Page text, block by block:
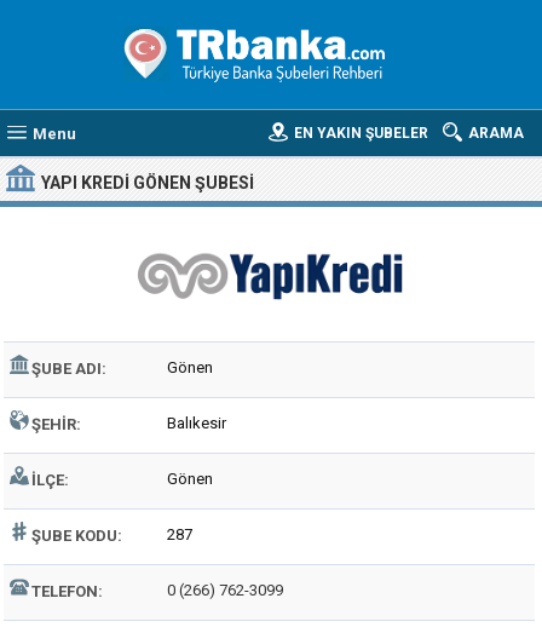
Menu ARAMA
EN YAKIN ŞUBELER
YAPI KREDI GÖNEN ŞUBESI
ŞUBE ADI: Gönen
ŞEHIR: Balıkesir
İLÇE: Gönen
ŞUBE KODU: 287
TELEFON: 0 (266) 762-3099